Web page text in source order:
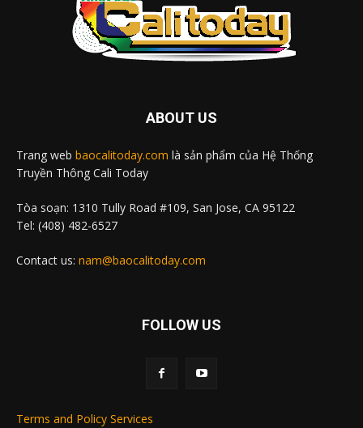
ABOUT US
Trang web baocalitoday.com là sản phẩm của Hệ Thống
Truyền Thông Cali Today
Tòa soạn: 1310 Tully Road #109, San Jose, CA 95122
Tel: (408) 482-6527
Contact us: nam@baocalitoday.com
FOLLOW US
Terms and Policy Services